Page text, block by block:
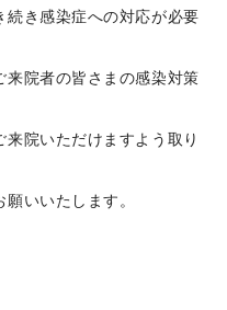
感染症への対応が必要
者の皆さまの感染対策
いただけますよう取り
いたします。